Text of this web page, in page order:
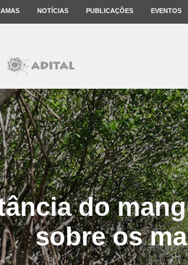
NOTÍCIAS PUBLICAÇÕES EVENTOS
do
sobre os